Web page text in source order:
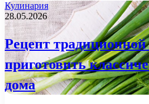
Кулинария
28.05.2026
Рецепт
приготовить
дома